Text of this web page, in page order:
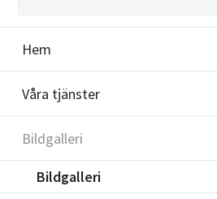
Hem
Våra tjänster
Bildgalleri
Bildgalleri